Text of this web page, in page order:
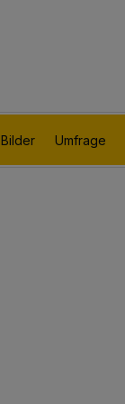
Bilder Umfrage